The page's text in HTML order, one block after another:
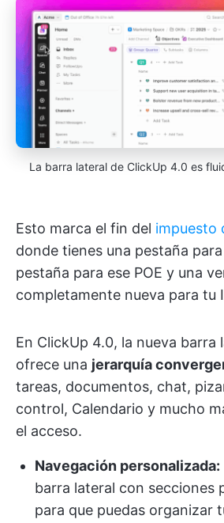
La barra lateral de ClickUp 4.0 es
Esto marca el fin del impuesto
donde tienes una pestaña
pestaña para ese POE y una
completamente nueva para tu
En ClickUp 4.0, la nueva barra
ofrece una jerarquía
tareas, documentos, chat,
control, Calendario y mucho
el acceso.
Navegación personalizada:
barra lateral con secciones
para que puedas organizar